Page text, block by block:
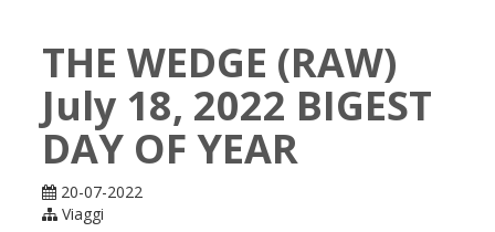
THE WEDGE (RAW)
July 18, 2022 BIGEST
DAY OF YEAR
20-07-2022
Viaggi